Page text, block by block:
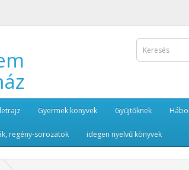
Gyermek könyvek Gyűjtőknek
regény-sorozatok idegen nyelvű könyvek